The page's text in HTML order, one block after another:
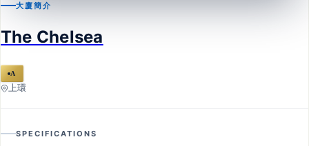
The Chelsea
大廈簡介
The Chelsea
A
上環
SPECIFICATIONS